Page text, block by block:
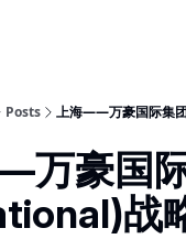
Posts 上海——万豪国际集
豪国
战